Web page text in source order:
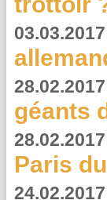
03.03.2017
28.02.2017
géants
28.02.2017
Paris
24.02.2017